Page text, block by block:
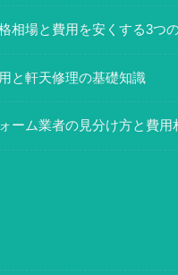
相場と費用を安くする3つ
と軒天修理の基礎知識
ーム業者の見分け方と費用